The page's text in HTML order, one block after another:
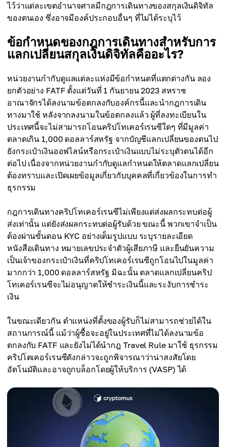
ไว้ว่าแต่ละเขตอำนาจศาลมีกฎการเดินทางของสกุลเงินดิจิทัล
ของตนเอง ซึ่งอาจมีองค์ประกอบอื่นๆ ที่ไม่ได้ระบุไว้
ข้อกำหนดของกฎการเดินทางสำหรับการ
แลกเปลี่ยนสกุลเงินดิจิทัลคืออะไร?
หน่วยงานกำกับดูแลแต่ละแห่งมีข้อกำหนดที่แตกต่างกัน ลอง
ยกตัวอย่าง FATF ตั้งแต่วันที่ 1 กันยายน 2023 สหราช
อาณาจักรได้ลงนามข้อตกลงกับองค์กรนี้และนำกฎการเดิน
ทางมาใช้ หลังจากลงนามในข้อตกลงแล้ว ผู้ที่ลงทะเบียนใน
ประเทศนี้จะไม่สามารถโอนคริปโทเคอร์เรนซีใดๆ ที่มีมูลค่า
ตลาดเกิน 1,000 ดอลลาร์สหรัฐ จากบัญชีแลกเปลี่ยนของตนไป
ยังกระเป๋าเงินออฟไลน์หรือกระเป๋าเงินแบบไม่ระบุตัวตนได้อีก
ต่อไป เนื่องจากหน่วยงานกำกับดูแลกำหนดให้ตลาดแลกเปลี่ยน
ต้องทราบและเปิดเผยข้อมูลเกี่ยวกับบุคคลที่เกี่ยวข้องในการทำ
ธุรกรรม
กฎการเดินทางคริปโทเคอร์เรนซีไม่เพียงแต่ส่งผลกระทบต่อผู้
ส่งเท่านั้น แต่ยังส่งผลกระทบต่อผู้รับด้วย ขณะนี้ พวกเขาจำเป็น
ต้องผ่านขั้นตอน KYC อย่างเต็มรูปแบบ ระบุรายละเอียด
หนังสือเดินทาง หมายเลขประจำตัวผู้เสียภาษี และยืนยันความ
เป็นเจ้าของกระเป๋าเงินที่คริปโทเคอร์เรนซีถูกโอนไปในมูลค่า
มากกว่า 1,000 ดอลลาร์สหรัฐ มิฉะนั้น ตลาดแลกเปลี่ยนคริป
โทเคอร์เรนซีจะไม่อนุญาตให้ชำระเงินนี้และระงับการชำระ
เงิน
ในขณะเดียวกัน ตำแหน่งที่ตั้งของผู้รับก็ไม่สามารถช่วยได้ใน
สถานการณ์นี้ แม้ว่าผู้ซื้อจะอยู่ในประเทศที่ไม่ได้ลงนามข้อ
ตกลงกับ FATF และยังไม่ได้นำกฎ Travel Rule มาใช้ ธุรกรรม
คริปโตเคอร์เรนซีดังกล่าวจะถูกพิจารณาว่าน่าสงสัยโดย
อัตโนมัติและอาจถูกบล็อกโดยผู้ให้บริการ (VASP) ได้